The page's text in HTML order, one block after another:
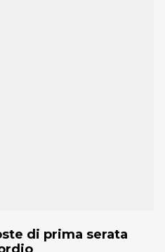
di prima serata